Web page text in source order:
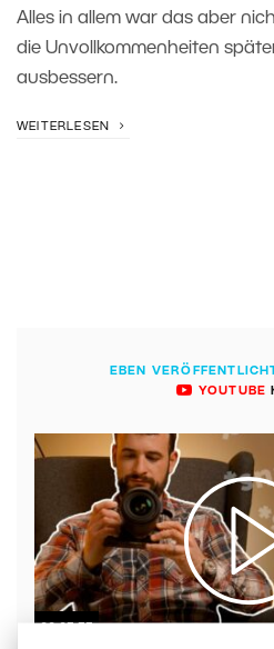
Alles in allem war das aber
die Unvollkommenheiten
ausbessern.
WEITERLESEN
EBEN
YOUTUBE